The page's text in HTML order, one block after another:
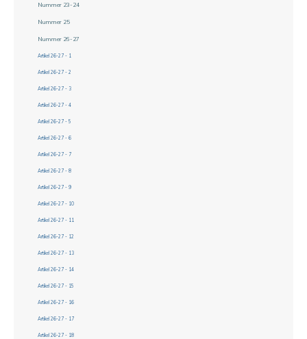
Nummer 23-24
Nummer 25
Nummer 26-27
Artikel 26-27 - 1
Artikel 26-27 - 2
Artikel 26-27 - 3
Artikel 26-27 - 4
Artikel 26-27 - 5
Artikel 26-27 - 6
Artikel 26-27 - 7
Artikel 26-27 - 8
Artikel 26-27 - 9
Artikel 26-27 - 10
Artikel 26-27 - 11
Artikel 26-27 - 12
Artikel 26-27 - 13
Artikel 26-27 - 14
Artikel 26-27 - 15
Artikel 26-27 - 16
Artikel 26-27 - 17
Artikel 26-27 - 18